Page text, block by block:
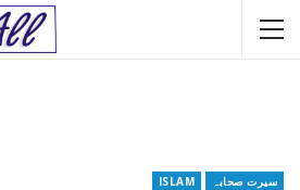
ISLAM سیرت صحابہ